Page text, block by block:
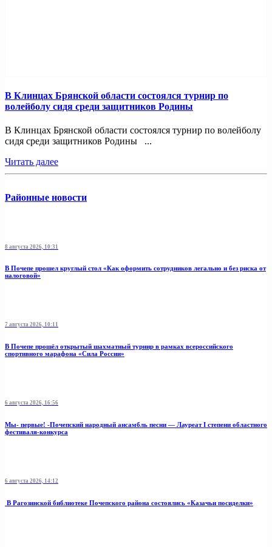
В Клинцах Брянской области состоялся турнир по
волейболу сидя среди защитников Родины
В Клинцах Брянской области состоялся турнир по волейболу
сидя среди защитников Родины ...
Читать далее
Районные новости
8 августа 2026, 10:31
В Почепе прошел круглый стол «Как оформить сотрудников легально и без риска от
налоговой»
7 августа 2026, 10:11
В Почепе прошёл открытый шахматный турнир в рамках всероссийского
спортивного марафона «Сила России»
6 августа 2026, 16:56
Мы- первые! -Почепский народный ансамбль песни — Лауреат I степени областного
фестиваля-конкурса
6 августа 2026, 14:12
В Рагозинской библиотеке Почепского района состоялись «Казачьи посиделки»